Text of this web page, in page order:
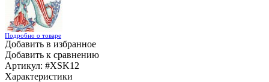
Подробно о товаре
Добавить в избранное
Добавить к сравнению
Артикул: #XSK12
Характеристики